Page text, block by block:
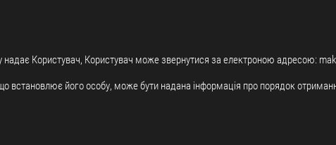
надає Користувач, Користувач може звернутися за електроною адресою:
встановлює його особу, може бути надана інформація про порядок